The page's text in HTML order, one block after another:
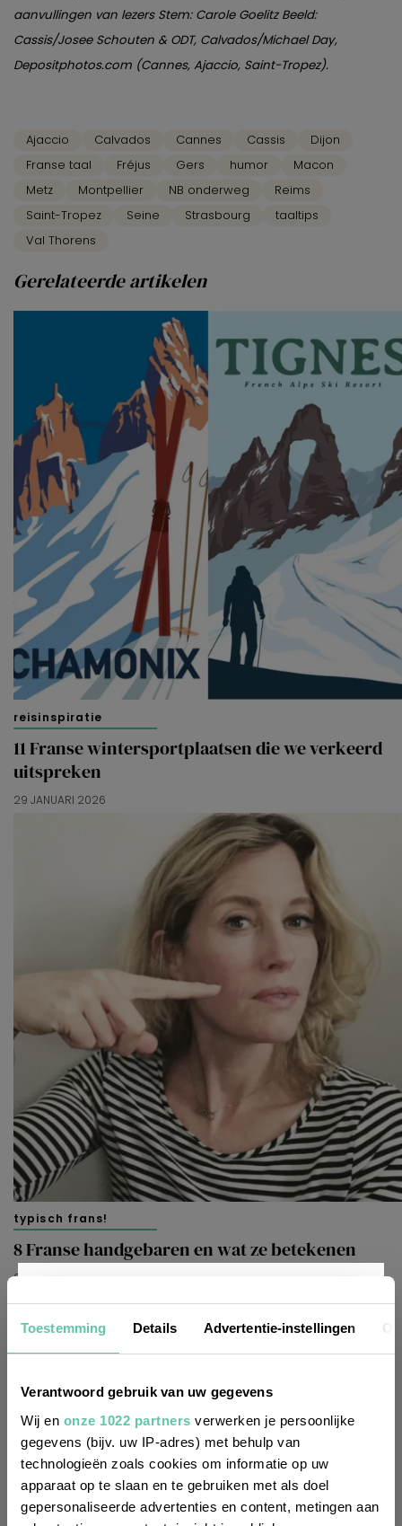
Toestemming Details Advertentie-instellingen
Verantwoord gebruik van uw gegevens
Wij en onze 1022 partners verwerken je persoonlijke
gegevens (bijv. uw IP-adres) met behulp van
technologieën zoals cookies om informatie op uw
apparaat op te slaan en te gebruiken met als doel
gepersonaliseerde advertenties en content, metingen aan
aanvullingen van lezers Stem: Carole Goelitz Beeld:
Cassis/Josee Schouten & ODT, Calvados/Michael Day,
Depositphotos.com (Cannes, Ajaccio, Saint-Tropez).
Ajaccio Calvados Cannes Cassis
Dijon
Franse taal
Fréjus Gers humor
Macon
Metz
Montpellier NB onderweg
Reims
Saint-Tropez
Seine Strasbourg
taaltips
Val Thorens
Gerelateerde artikelen
reisinspiratie
11 Franse wintersportplaatsen die we verkeerd
uitspreken
29 JANUARI 2026
typisch frans!
8 Franse handgebaren en wat ze betekenen
27 APRIL 2025
Nieuwsbrief
Wil je altijd als eerste op de hoogte zijn
van de laatste nieuwtjes, leuke adressen
en inspirerende tips voor Frankrijk? Meld
je dan aan voor onze 2-wekelijkse
nieuwsbrief. Zo gedaan!